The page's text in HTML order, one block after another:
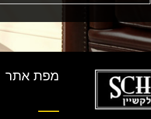
מפת אתר